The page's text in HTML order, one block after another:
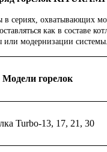
в сериях, охватывающих
как в составе
или модернизации системы.
Модели горелок
Turbo-13, 17, 21, 30